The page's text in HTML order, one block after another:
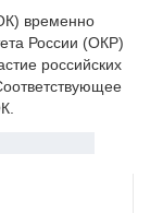
временно
России (ОКР)
российских